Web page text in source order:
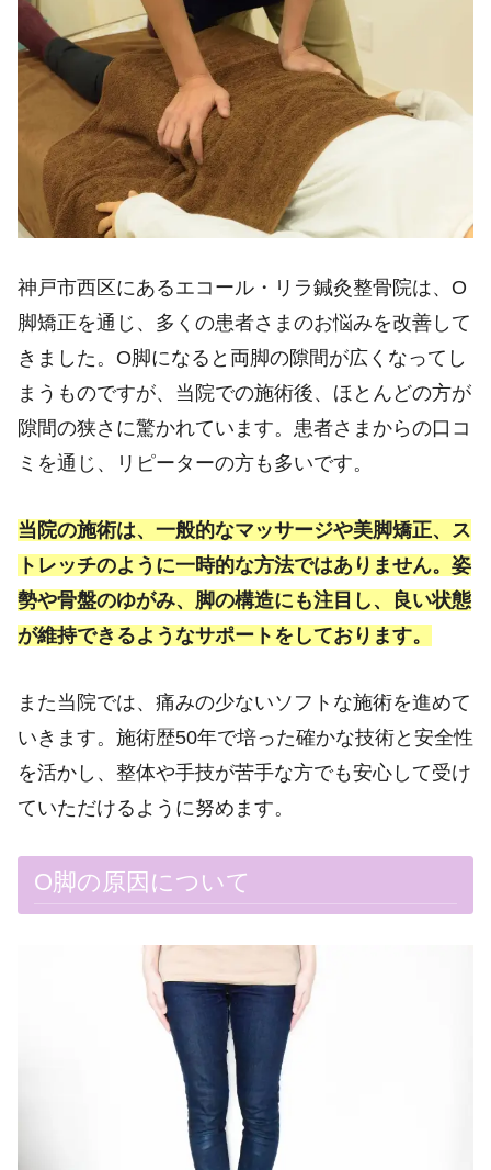
神戸市西区にあるエコール・リラ鍼灸整骨院は、O
脚矯正を通じ、多くの患者さまのお悩みを改善して
きました。O脚になると両脚の隙間が広くなってし
まうものですが、当院での施術後、ほとんどの方が
隙間の狭さに驚かれています。患者さまからの口コ
ミを通じ、リピーターの方も多いです。
当院の施術は、一般的なマッサージや美脚矯正、ス
トレッチのように一時的な方法ではありません。姿
勢や骨盤のゆがみ、脚の構造にも注目し、良い状態
が維持できるようなサポートをしております。
また当院では、痛みの少ないソフトな施術を進めて
いきます。施術歴50年で培った確かな技術と安全性
を活かし、整体や手技が苦手な方でも安心して受け
ていただけるように努めます。
O脚の原因について